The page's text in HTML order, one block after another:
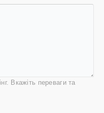
Вкажіть переваги та